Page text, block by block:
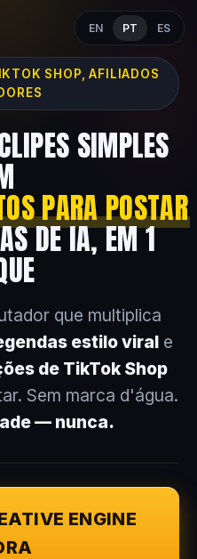
EN PT ES
SHOP, AFILIADOS
SIMPLES
PARA POSTAR
DE IA, EM 1
que multiplica
estilo virale
de TikTok Shop
Sem marca d'água.
— nunca.
ENGINE